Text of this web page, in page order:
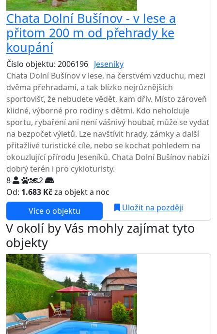
Chata Dolní Bušínov - v lese a
přitom 200 m od přehrady ke
koupání
Číslo objektu: 2006196 Jeseníky
Chata Dolní Bušínov v lese, na čerstvém vzduchu, mezi
dvěma přehradami, a tak blízko nejrůznějších
sportovišť, že nebudete vědět, kam dřív. Místo zároveň
klidné, výborné pro rodiny s dětmi. Kdo neholduje
sportu, rybaření ani není vášnivý houbař, může se vydat
na bezpočet výletů. Lze navštívit hrady, zámky a další
přitažlivé turistické cíle, nebo se kochat pohledem na
okouzlující přírodu Jeseníků. Chata Dolní Bušínov nabízí
dobrý terén i pro cykloturisty.
8
2
Od: 1.683 Kčza objekt a noc
Více o objektu
Uložit na později
V okolí by Vás mohly zajímat tyto
objekty